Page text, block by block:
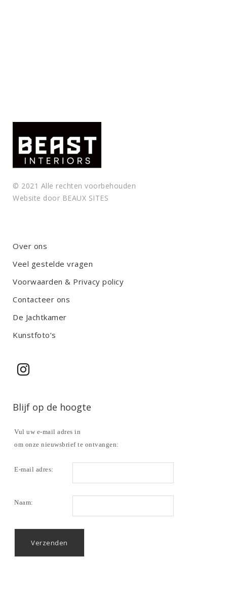
© 2021 Alle rechten voorbehouden
Website door BEAUX SITES
Over ons
Veel gestelde vragen
Voorwaarden & Privacy policy
Contacteer ons
De Jachtkamer
Kunstfoto’s
Blijf op de hoogte
Vul uw e-mail adres in
om onze nieuwsbrief te ontvangen:
E-mail adres:
Naam: